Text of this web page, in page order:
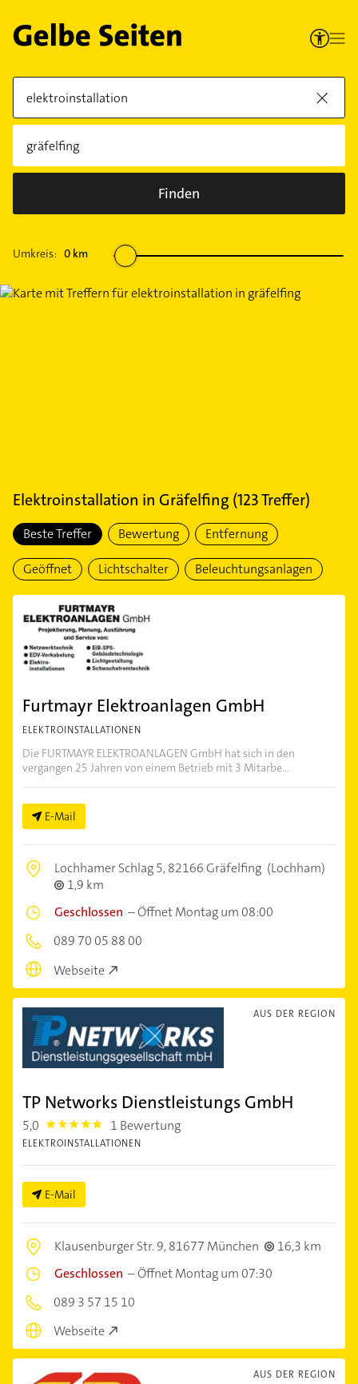
Finden
Umkreis: 0 km
Elektroinstallation in Gräfelfing (123Treffer)
Beste Treffer Bewertung Entfernung
Geöffnet Lichtschalter Beleuchtungsanlagen
Furtmayr Elektroanlagen GmbH
ELEKTROINSTALLATIONEN
Die FURTMAYR ELEKTROANLAGEN GmbH hat sich in den
vergangen 25 Jahren von einem Betrieb mit 3 Mitarbe...
E-Mail
Lochhamer Schlag 5,82166 Gräfelfing (Lochham)
1,9 km
Geschlossen –Öffnet Montag um 08:00
089 70 05 88 00
Webseite
AUS DER REGION
TP Networks Dienstleistungs GmbH
5,0 5.0 1 Bewertung
ELEKTROINSTALLATIONEN
E-Mail
Klausenburger Str. 9,81677 München
16,3 km
Geschlossen –Öffnet Montag um 07:30
089 3 57 15 10
Webseite
AUS DER REGION